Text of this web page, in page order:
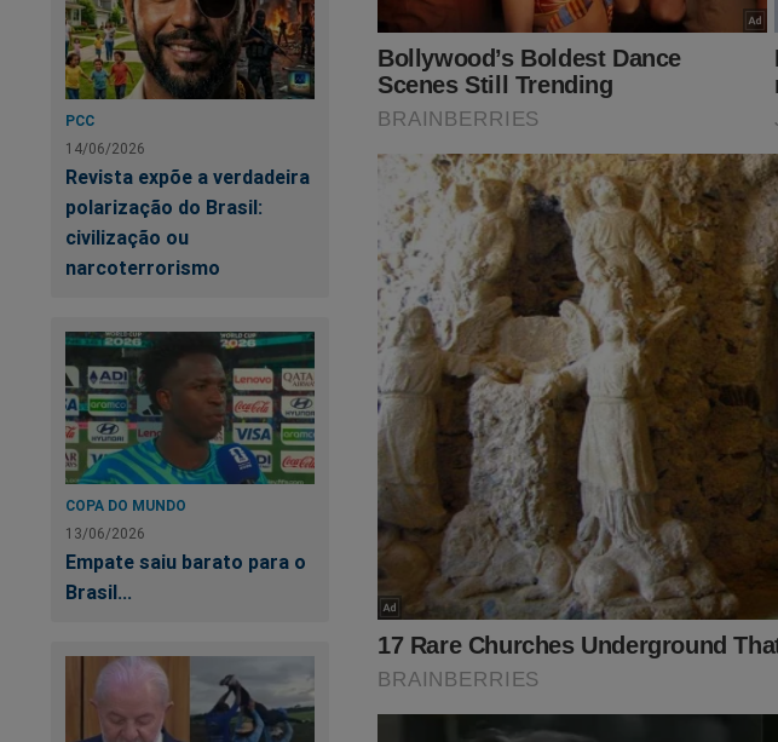
PCC
14/06/2026
Revista expõe a verdadeira
polarização do Brasil:
civilização ou
narcoterrorismo
COPA DO MUNDO
13/06/2026
Empate saiu barato para o
Brasil...
link:https://
Nas últimas semanas, o impeachment de
será o ponto de partida para colocar um fim
esconder o que realmente aconteceu em
isso foi documentado no livro "O Fantasma
Crime"
um best sellerno Brasil. Não perca
para adquirir essa obra:
https://www.conteudoconservador.com.br/
cena-do-crime
O próprio Bolsonaro já conhece o livro: